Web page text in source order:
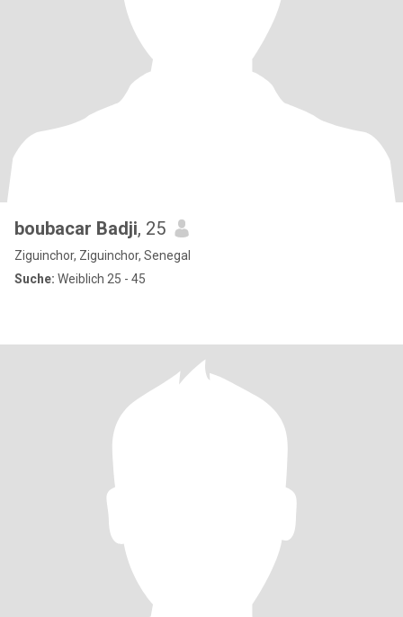
boubacar Badji, 25
Ziguinchor, Ziguinchor, Senegal
Suche: Weiblich 25 - 45